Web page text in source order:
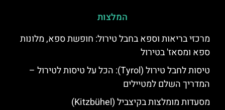
המלצות
מרכזי בריאות וספא בחבל טירול: חופשת ספא, מלונות
ספא ומסאז' בטירול
טיסות לחבל טירול (Tyrol): הכל על טיסות לטירול –
המדריך השלם למטיילים
מסעדות מומלצות בקיצביל (Kitzbühel)